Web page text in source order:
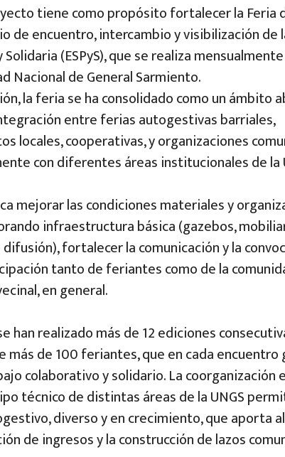
tiene como propósito fortalecer la Feria
de encuentro, intercambio y visibilización de
Solidaria (ESPyS), que se realiza
Nacional de General Sarmiento.
la feria se ha consolidado como un ámbito
entre ferias autogestivas barriales,
locales, cooperativas, y organizaciones
con diferentes áreas institucionales de la
mejorar las condiciones materiales y
infraestructura básica (gazebos,
fortalecer la comunicación y la
tanto de feriantes como de la
en general.
han realizado más de 12 ediciones
de 100 feriantes, que en cada encuentro
colaborativo y solidario. La coorganización
técnico de distintas áreas de la UNGS
diverso y en crecimiento, que aporta
de ingresos y la construcción de lazos